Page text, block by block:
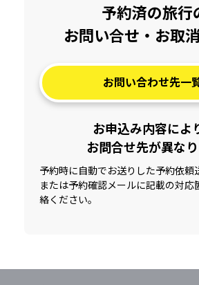
予約済の旅行
お問い合せ・お取
お問い合わせ先一
お申込み内容によ
お問合せ先が異な
予約時に自動でお送りした予約依頼
または予約確認メールに記載の対応
絡ください。